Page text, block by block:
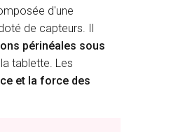
d'une
de capteurs. Il
périnéales sous
tablette. Les
et la force des